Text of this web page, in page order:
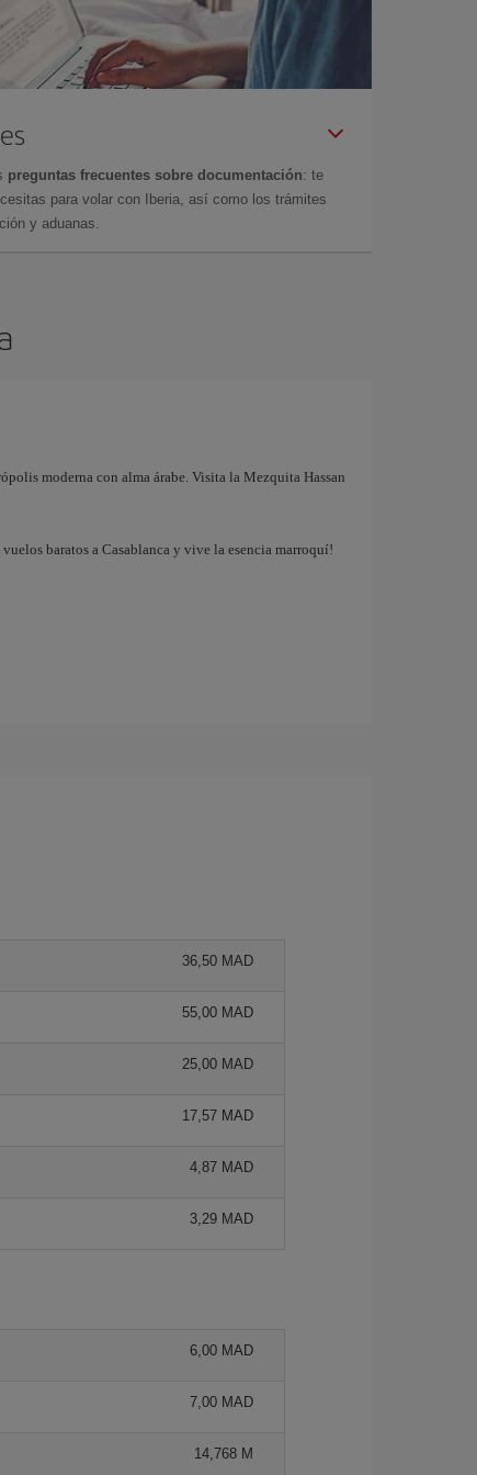
preguntas frecuentes sobre documentación: te
para volar con Iberia, así como los trámites
y aduanas.
moderna con alma árabe. Visita la Mezquita Hassan
baratos a Casablanca y vive la esencia marroquí!
36,50 MAD
55,00 MAD
25,00 MAD
17,57 MAD
4,87 MAD
3,29 MAD
6,00 MAD
7,00 MAD
14,768 M